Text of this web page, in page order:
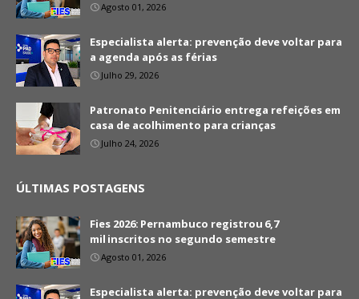
Agosto 01, 2026
Especialista alerta: prevenção deve voltar para
a agenda após as férias
Julho 29, 2026
Patronato Penitenciário entrega refeições em
casa de acolhimento para crianças
Julho 24, 2026
ÚLTIMAS POSTAGENS
Fies 2026: Pernambuco registrou 6,7
mil inscritos no segundo semestre
Agosto 01, 2026
Especialista alerta: prevenção deve voltar para